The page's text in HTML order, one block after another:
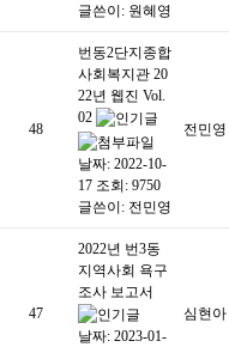
글쓴이: 원혜영
48
번동2단지종합
사회복지관 20
22년 웹진 Vol.
02
날짜: 2022-10-
17 조회: 9750
글쓴이: 전민영
전민영
47
2022년 번3동
지역사회 욕구
조사 보고서
날짜: 2023-01-
심현아